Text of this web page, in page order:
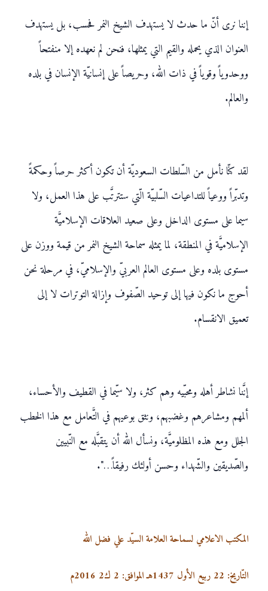
إننا نرى أنّ ما حدث لا يستهدف الشيخ النمر فحسب، بل يستهدف
العنوان الذي يحمله والقيم التي يمثلها، فنحن لم نعهده إلا منفتحاً
ووحدوياً وقوياً في ذات الله، وحريصاً على إنسانيّة الإنسان في بلده
والعالم.
لقد كنّا نأمل من السّلطات السعوديّة أن تكون أكثر حرصاً وحكمةً
وتدبّراً ووعياً للتداعيات السّلبيّة الّتي ستترتَّب على هذا العمل، ولا
سيما على مستوى الداخل وعلى صعيد العلاقات الإسلاميَّة
الإسلاميَّة في المنطقة، لما يمثله سماحة الشيخ النمر من قيمة ووزن على
مستوى بلده وعلى مستوى العالم العربيّ والإسلاميّ، في مرحلة نحن
أحوج ما نكون فيها إلى توحيد الصّفوف وإزالة التوترات لا إلى
تعميق الانقسام.
إنَّنا نشاطر أهله ومحبّيه وهم كثر، ولا سيّما في القطيف والأحساء،
ألمهم ومشاعرهم وغضبهم، ونثق بوعيهم في التَّعامل مع هذا الخطب
الجلل ومع هذه المظلوميَّة، ونسأل الله أن يتقبَّله مع النّبيين
والصّديقين والشّهداء وحسن أولئك رفيقاً…".
المكتب الاعلامي لسماحة العلامة السيّد علي فضل الله
التّاريخ: 22 ربيع الأول 1437هـ الموافق: 2 ك2 2016م